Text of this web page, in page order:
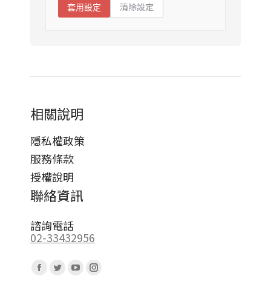
套用設定 清除設定
相關說明
隱私權政策
服務條款
授權說明
聯絡資訊
諮詢電話
02-33432956
Facebook
TwitterYouTubeInstagram